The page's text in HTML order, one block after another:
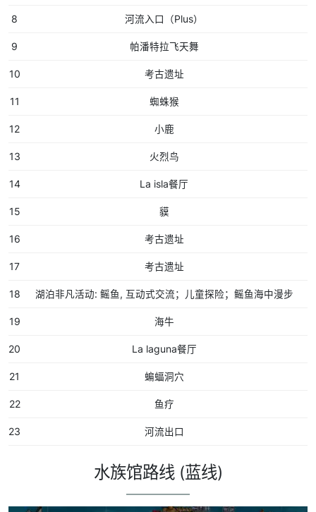
8 河流入口（Plus）
9 帕潘特拉飞天舞
10 考古遗址
11 蜘蛛猴
12 小鹿
13 火烈鸟
14 La isla餐厅
15 貘
16 考古遗址
17 考古遗址
18 湖泊非凡活动: 鳐鱼, 互动式交流；儿童探险；鳐鱼海中漫步
19 海牛
20 La laguna餐厅
21 蝙蝠洞穴
22 鱼疗
23 河流出口
水族馆路线 (蓝线)